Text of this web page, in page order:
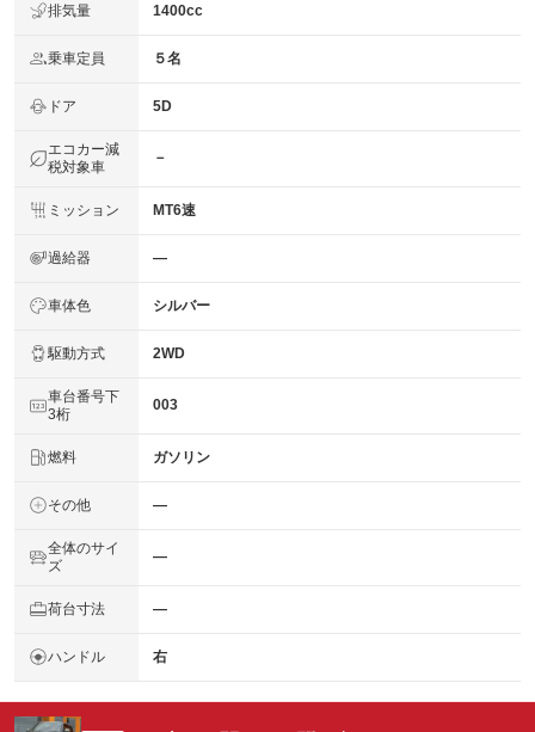
排気量 1400cc
乗車定員 ５名
ドア 5D
エコカー減
税対象車
－
ミッション MT6速
過給器 ―
車体色 シルバー
駆動方式 2WD
車台番号下
3桁
003
燃料 ガソリン
その他 ―
全体のサイ
ズ
―
荷台寸法 ―
ハンドル 右